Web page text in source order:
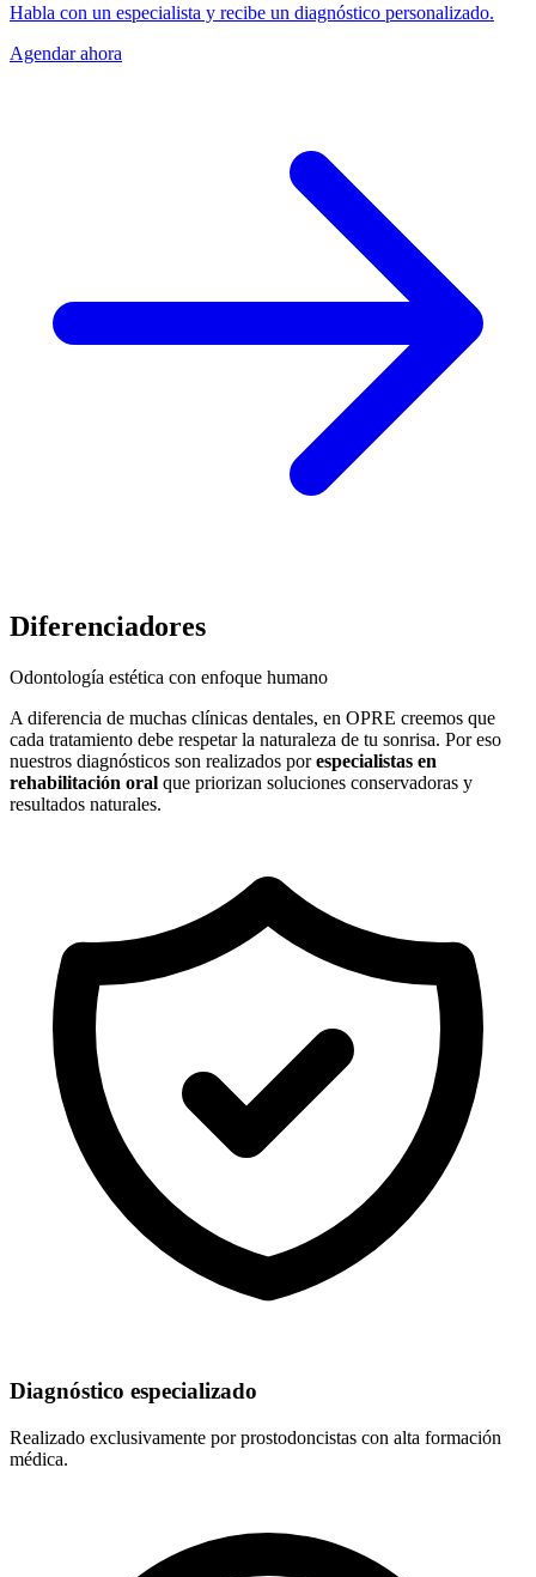
Habla con un especialista y recibe un diagnóstico personalizado.
Agendar ahora
Diferenciadores
Odontología estética con enfoque humano
A diferencia de muchas clínicas dentales, en OPRE creemos que
cada tratamiento debe respetar la naturaleza de tu sonrisa. Por eso
nuestros diagnósticos son realizados porespecialistas en
rehabilitación oral que priorizan soluciones conservadoras y
resultados naturales.
Diagnóstico especializado
Realizado exclusivamente por prostodoncistas con alta formación
médica.